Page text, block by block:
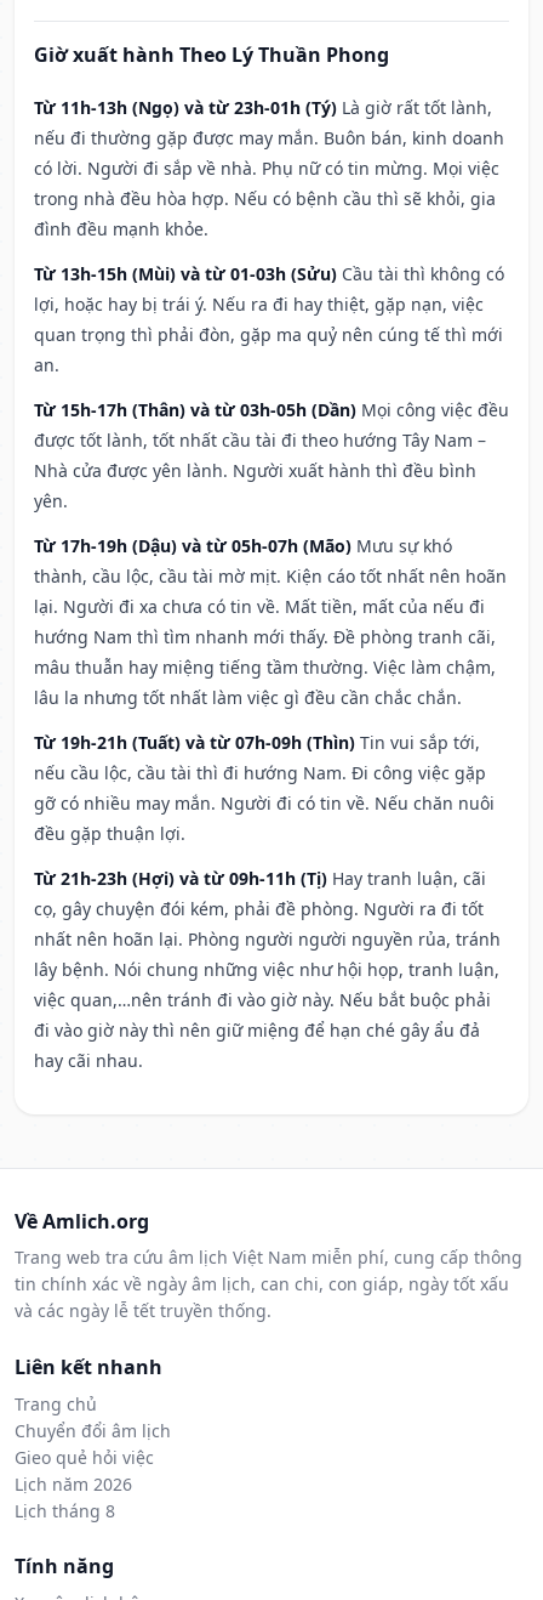
Giờ xuất hành Theo Lý Thuần Phong
Từ 11h-13h (Ngọ) và từ 23h-01h (Tý) Là giờ rất tốt lành,
nếu đi thường gặp được may mắn. Buôn bán, kinh doanh
có lời. Người đi sắp về nhà. Phụ nữ có tin mừng. Mọi việc
trong nhà đều hòa hợp. Nếu có bệnh cầu thì sẽ khỏi, gia
đình đều mạnh khỏe.
Từ 13h-15h (Mùi) và từ 01-03h (Sửu) Cầu tài thì không có
lợi, hoặc hay bị trái ý. Nếu ra đi hay thiệt, gặp nạn, việc
quan trọng thì phải đòn, gặp ma quỷ nên cúng tế thì mới
an.
Từ 15h-17h (Thân) và từ 03h-05h (Dần) Mọi công việc đều
được tốt lành, tốt nhất cầu tài đi theo hướng Tây Nam –
Nhà cửa được yên lành. Người xuất hành thì đều bình
yên.
Từ 17h-19h (Dậu) và từ 05h-07h (Mão) Mưu sự khó
thành, cầu lộc, cầu tài mờ mịt. Kiện cáo tốt nhất nên hoãn
lại. Người đi xa chưa có tin về. Mất tiền, mất của nếu đi
hướng Nam thì tìm nhanh mới thấy. Đề phòng tranh cãi,
mâu thuẫn hay miệng tiếng tầm thường. Việc làm chậm,
lâu la nhưng tốt nhất làm việc gì đều cần chắc chắn.
Từ 19h-21h (Tuất) và từ 07h-09h (Thìn) Tin vui sắp tới,
nếu cầu lộc, cầu tài thì đi hướng Nam. Đi công việc gặp
gỡ có nhiều may mắn. Người đi có tin về. Nếu chăn nuôi
đều gặp thuận lợi.
Từ 21h-23h (Hợi) và từ 09h-11h (Tị) Hay tranh luận, cãi
cọ, gây chuyện đói kém, phải đề phòng. Người ra đi tốt
nhất nên hoãn lại. Phòng người người nguyền rủa, tránh
lây bệnh. Nói chung những việc như hội họp, tranh luận,
việc quan,…nên tránh đi vào giờ này. Nếu bắt buộc phải
đi vào giờ này thì nên giữ miệng để hạn ché gây ẩu đả
hay cãi nhau.
Về Amlich.org
Trang web tra cứu âm lịch Việt Nam miễn phí, cung cấp thông
tin chính xác về ngày âm lịch, can chi, con giáp, ngày tốt xấu
và các ngày lễ tết truyền thống.
Liên kết nhanh
Trang chủ
Chuyển đổi âm lịch
Gieo quẻ hỏi việc
Lịch năm 2026
Lịch tháng 8
Tính năng